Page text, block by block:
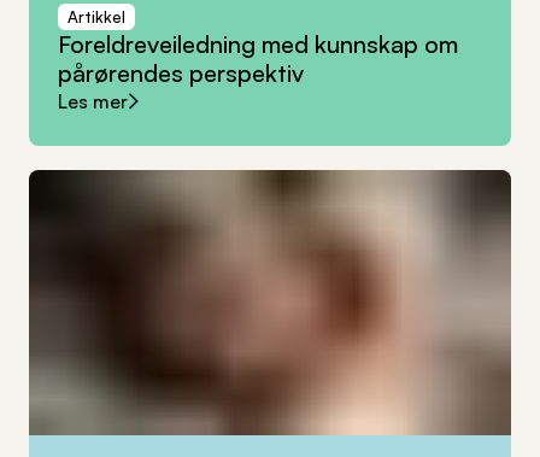
Artikkel
Foreldreveiledning med kunnskap om
pårørendes perspektiv
Les mer